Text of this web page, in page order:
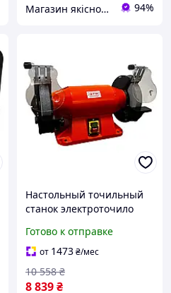
Магазин якісного інструменту Tools Shop 24/7 94%
Настольный точильный
станок электроточило
круг 200 мм 2950 об/мин
вес 28 кг
Готово к отправке
от 1473₴/мес
8 839₴
10 558 ₴